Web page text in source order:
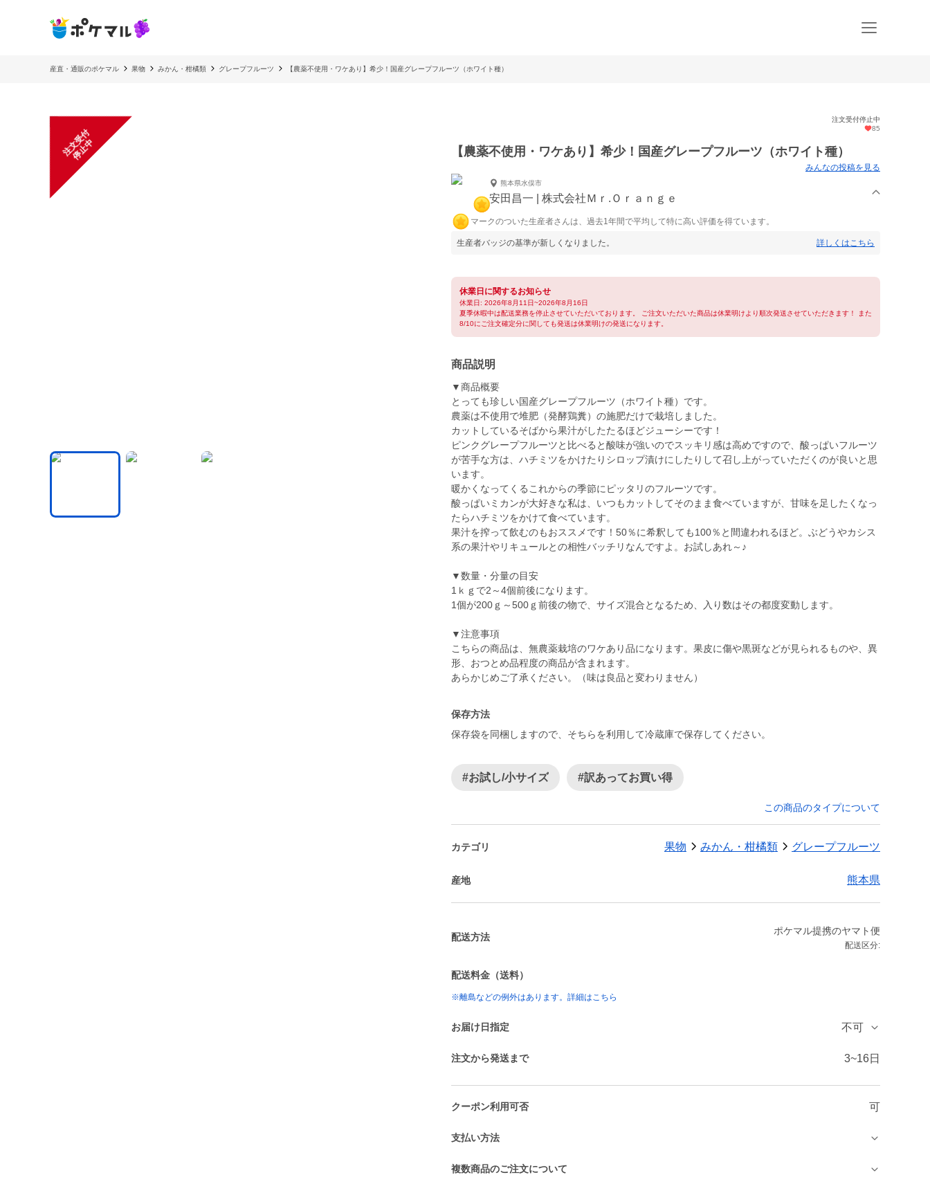
産直・通販のポケマル 果物 みかん・柑橘類 グレープフルーツ 【農薬不使用・ワケあり】希少！国産グレープフルーツ（ホワイト種）
注
文
受
付
停
止
中
注文受付停止中
85
【農薬不使用・ワケあり】希少！国産グレープフルーツ（ホワイト種）
みんなの投稿を見る
熊本県水俣市
安田昌一 | 株式会社Ｍｒ.Ｏｒａｎｇｅ
マークのついた生産者さんは、過去1年間で平均して特に高い評価を得ています。
生産者バッジの基準が新しくなりました。 詳しくはこちら
休業日に関するお知らせ
休業日: 2026年8月11日~2026年8月16日
夏季休暇中は配送業務を停止させていただいております。 ご注文いただいた商品は休業明けより順次発送させていただきます！ また
8/10にご注文確定分に関しても発送は休業明けの発送になります。
商品説明
▼商品概要
とっても珍しい国産グレープフルーツ（ホワイト種）です。
農薬は不使用で堆肥（発酵鶏糞）の施肥だけで栽培しました。
カットしているそばから果汁がしたたるほどジューシーです！
ピンクグレープフルーツと比べると酸味が強いのでスッキリ感は高めですので、酸っぱいフルーツ
が苦手な方は、ハチミツをかけたりシロップ漬けにしたりして召し上がっていただくのが良いと思
います。
暖かくなってくるこれからの季節にピッタリのフルーツです。
酸っぱいミカンが大好きな私は、いつもカットしてそのまま食べていますが、甘味を足したくなっ
たらハチミツをかけて食べています。
果汁を搾って飲むのもおススメです！50％に希釈しても100％と間違われるほど。ぶどうやカシス
系の果汁やリキュールとの相性バッチリなんですよ。お試しあれ～♪
▼数量・分量の目安
1ｋｇで2～4個前後になります。
1個が200ｇ～500ｇ前後の物で、サイズ混合となるため、入り数はその都度変動します。
▼注意事項
こちらの商品は、無農薬栽培のワケあり品になります。果皮に傷や黒斑などが見られるものや、異
形、おつとめ品程度の商品が含まれます。
あらかじめご了承ください。（味は良品と変わりません）
保存方法
保存袋を同梱しますので、そちらを利用して冷蔵庫で保存してください。
#お試し/小サイズ #訳あってお買い得
この商品のタイプについて
カテゴリ 果物 みかん・柑橘類 グレープフルーツ
産地 熊本県
配送方法
ポケマル提携のヤマト便
配送区分:
配送料金（送料）
※離島などの例外はあります。詳細はこちら
お届け日指定 不可
注文から発送まで 3~16日
クーポン利用可否 可
支払い方法
複数商品のご注文について